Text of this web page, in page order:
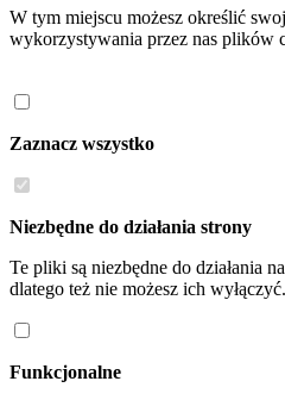
W tym miejscu możesz określić
wykorzystywania przez nas plików
Zaznacz wszystko
Niezbędne do działania strony
Te pliki są niezbędne do działania
dlatego też nie możesz ich wyłączyć.
Funkcjonalne